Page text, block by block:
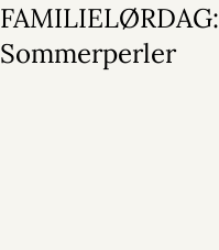
FAMILIELØRDAG:
Sommerperler